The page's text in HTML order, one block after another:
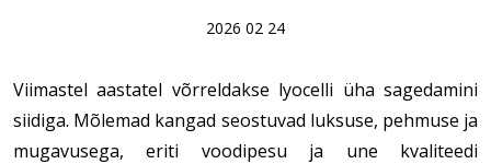
2026 02 24
Viimastel aastatel võrreldakse lyocelli üha sagedamini
siidiga. Mõlemad kangad seostuvad luksuse, pehmuse ja
mugavusega, eriti voodipesu ja une kvaliteedi